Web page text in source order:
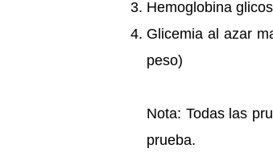
Hemoglobina
Glicemia al azar
peso)
Nota: Todas las
prueba.